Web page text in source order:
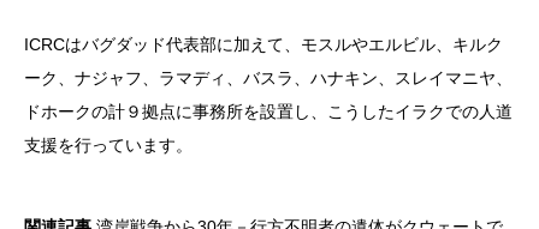
ICRCはバグダッド代表部に加えて、モスルやエルビル、キルク
ーク、ナジャフ、ラマディ、バスラ、ハナキン、スレイマニヤ、
ドホークの計９拠点に事務所を設置し、こうしたイラクでの人道
支援を行っています。